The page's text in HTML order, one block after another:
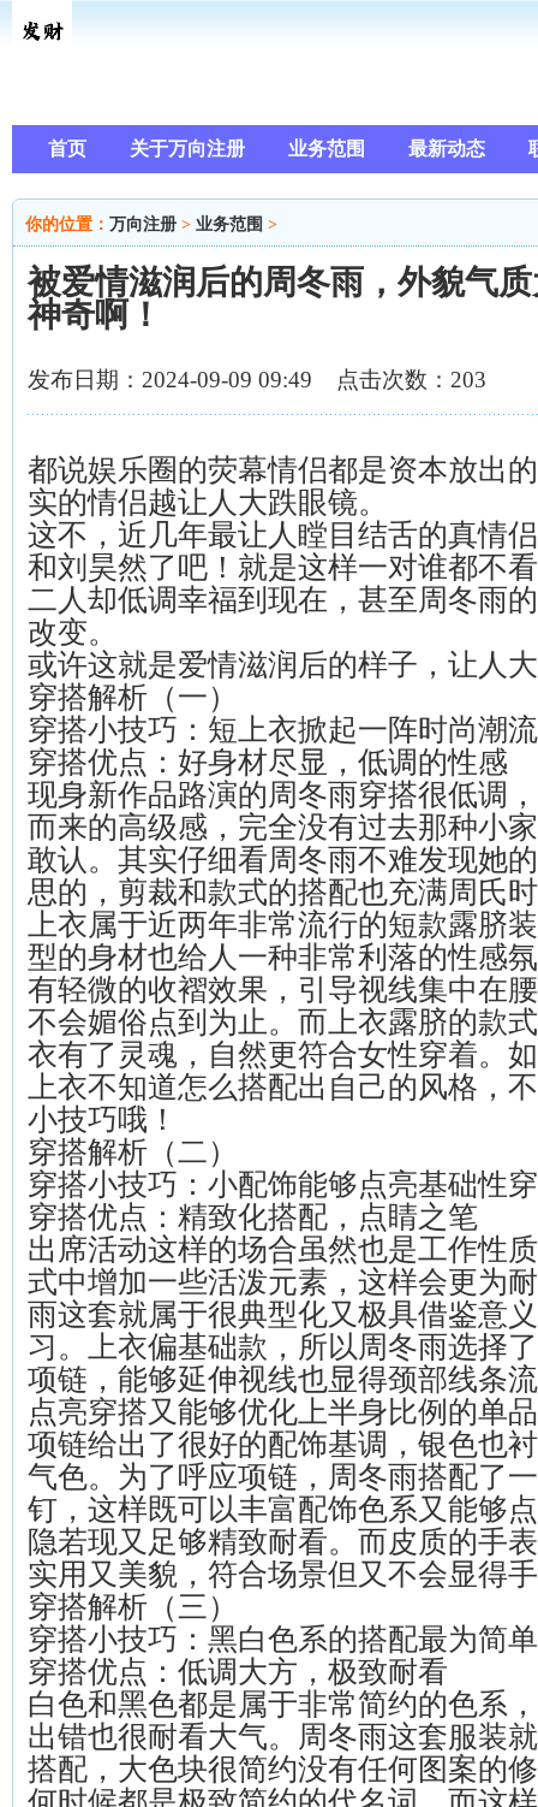
首页 关于万向注册 业务范围 最新动态
你的位置： 万向注册 > 业务范围 >
被爱情滋润后的周冬雨，外貌气
神奇啊！
发布日期：2024-09-09 09:49 点击次数：203
都说娱乐圈的荧幕情侣都是资本放出
实的情侣越让人大跌眼镜。
这不，近几年最让人瞠目结舌的真情
和刘昊然了吧！就是这样一对谁都不
二人却低调幸福到现在，甚至周冬雨
改变。
或许这就是爱情滋润后的样子，让人
穿搭解析（一）
穿搭小技巧：短上衣掀起一阵时尚潮流
穿搭优点：好身材尽显，低调的性感
现身新作品路演的周冬雨穿搭很低调
而来的高级感，完全没有过去那种小
敢认。其实仔细看周冬雨不难发现她
思的，剪裁和款式的搭配也充满周氏
上衣属于近两年非常流行的短款露脐
型的身材也给人一种非常利落的性感
有轻微的收褶效果，引导视线集中在
不会媚俗点到为止。而上衣露脐的款
衣有了灵魂，自然更符合女性穿着。
上衣不知道怎么搭配出自己的风格，
小技巧哦！
穿搭解析（二）
穿搭小技巧：小配饰能够点亮基础性
穿搭优点：精致化搭配，点睛之笔
出席活动这样的场合虽然也是工作性
式中增加一些活泼元素，这样会更为
雨这套就属于很典型化又极具借鉴意
习。上衣偏基础款，所以周冬雨选择
项链，能够延伸视线也显得颈部线条
点亮穿搭又能够优化上半身比例的单
项链给出了很好的配饰基调，银色也
气色。为了呼应项链，周冬雨搭配了
钉，这样既可以丰富配饰色系又能够
隐若现又足够精致耐看。而皮质的手
实用又美貌，符合场景但又不会显得
穿搭解析（三）
穿搭小技巧：黑白色系的搭配最为简
穿搭优点：低调大方，极致耐看
白色和黑色都是属于非常简约的色系
出错也很耐看大气。周冬雨这套服装
搭配，大色块很简约没有任何图案的